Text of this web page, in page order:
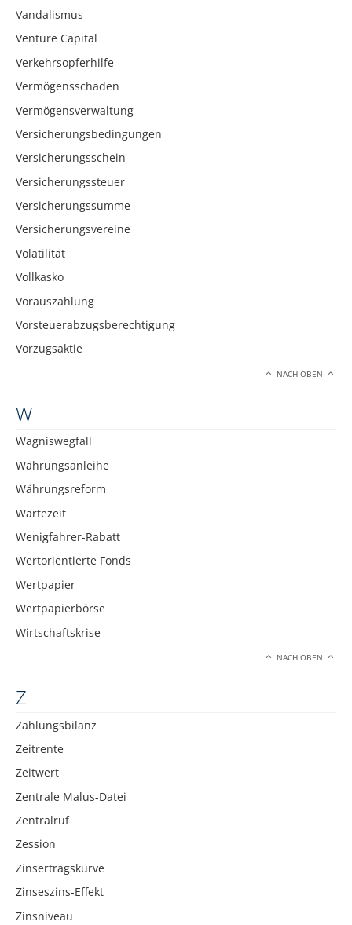
Vandalismus
Venture Capital
Verkehrsopferhilfe
Vermögensschaden
Vermögensverwaltung
Versicherungsbedingungen
Versicherungsschein
Versicherungssteuer
Versicherungssumme
Versicherungsvereine
Volatilität
Vollkasko
Vorauszahlung
Vorsteuerabzugsberechtigung
Vorzugsaktie
NACH OBEN
W
Wagniswegfall
Währungsanleihe
Währungsreform
Wartezeit
Wenigfahrer-Rabatt
Wertorientierte Fonds
Wertpapier
Wertpapierbörse
Wirtschaftskrise
NACH OBEN
Z
Zahlungsbilanz
Zeitrente
Zeitwert
Zentrale Malus-Datei
Zentralruf
Zession
Zinsertragskurve
Zinseszins-Effekt
Zinsniveau